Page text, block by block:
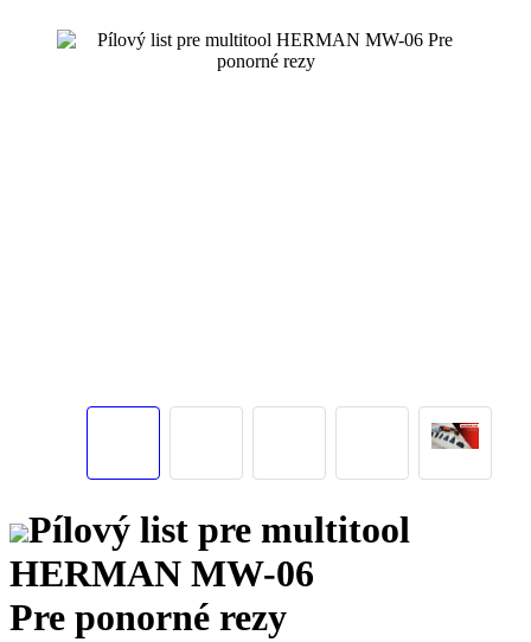
Pílový list pre multitool
HERMAN MW-06
Pre ponorné rezy